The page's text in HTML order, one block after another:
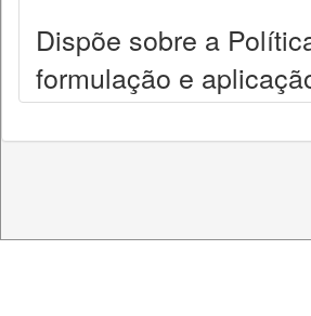
Dispõe sobre a
formulação e